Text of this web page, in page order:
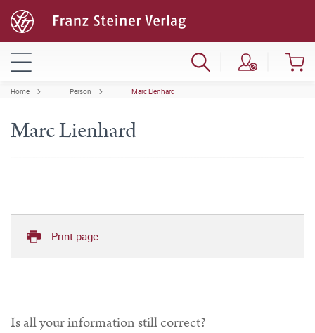
Home Person Marc Lienhard
Marc Lienhard
Print page
Is all your information still correct?